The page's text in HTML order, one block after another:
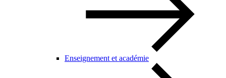
Enseignement et académie